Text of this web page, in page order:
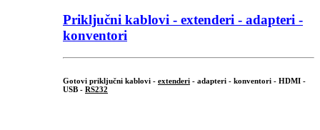
Priključni kablovi - extenderi - adapteri -
konventori
Gotovi priključni kablovi - extenderi - adapteri - konventori - HDMI -
USB - RS232